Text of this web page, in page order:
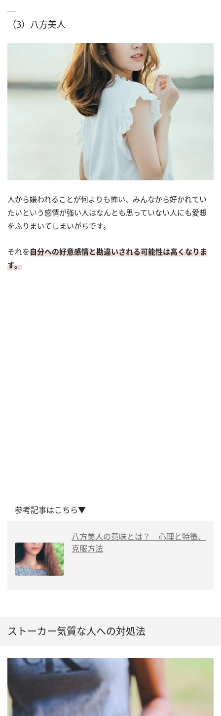
（3）八方美人
人から嫌われることが何よりも怖い、みんなから好かれてい
たいという感情が強い人はなんとも思っていない人にも愛想
をふりまいてしまいがちです。
それを自分への好意感情と勘違いされる可能性は高くなりま
す。
参考記事はこちら▼
八方美人の意味とは？ 心理と特徴、
克服方法
ストーカー気質な人への対処法